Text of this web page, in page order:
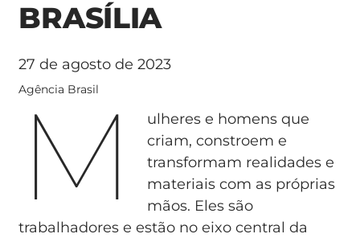
BRASÍLIA
27 de agosto de 2023
Agência Brasil
M
ulheres e homens que
criam, constroem e
transformam realidades e
materiais com as próprias
mãos. Eles são
trabalhadores e estão no eixo central da